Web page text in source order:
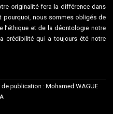
originalité fera la différence dans
pourquoi, nous sommes obligés de
l’éthique et de la déontologie notre
crédibilité qui a toujours été notre
publication : Mohamed WAGUE